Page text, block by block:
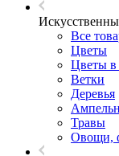
Все
Цветы
Цветы в
Ветки
Деревья
Травы
Овощи,